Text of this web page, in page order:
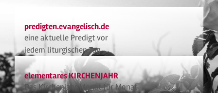
predigten.evangelisch.de
eine aktuelle Predigt vor
jedem liturgischen Tag
elementares KIRCHENJAHR
Das Kirchenjahr Monat für Monat